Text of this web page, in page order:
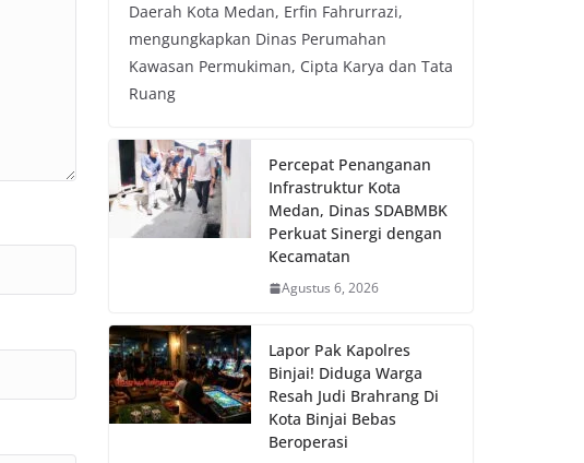
Daerah Kota Medan, Erfin Fahrurrazi,
mengungkapkan Dinas Perumahan
Kawasan Permukiman, Cipta Karya dan Tata
Ruang
Percepat Penanganan
Infrastruktur Kota
Medan, Dinas SDABMBK
Perkuat Sinergi dengan
Kecamatan
Agustus 6, 2026
Lapor Pak Kapolres
Binjai! Diduga Warga
Resah Judi Brahrang Di
Kota Binjai Bebas
Beroperasi